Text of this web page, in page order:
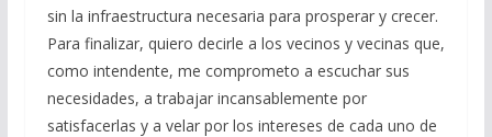
sin la infraestructura necesaria para prosperar y crecer.
Para finalizar, quiero decirle a los vecinos y vecinas que,
como intendente, me comprometo a escuchar sus
necesidades, a trabajar incansablemente por
satisfacerlas y a velar por los intereses de cada uno de